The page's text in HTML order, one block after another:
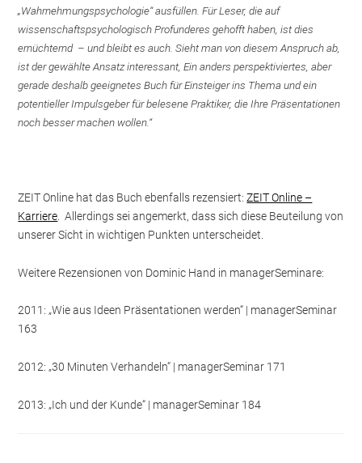
„Wahrnehmungspsychologie“ ausfüllen. Für Leser, die auf
wissenschaftspsychologisch Profunderes gehofft haben, ist dies
ernüchternd – und bleibt es auch. Sieht man von diesem Anspruch ab,
ist der gewählte Ansatz interessant, Ein anders perspektiviertes, aber
gerade deshalb geeignetes Buch für Einsteiger ins Thema und ein
potentieller Impulsgeber für belesene Praktiker, die Ihre Präsentationen
noch besser machen wollen.“
ZEIT Online hat das Buch ebenfalls rezensiert:ZEIT Online –
Karriere . Allerdings sei angemerkt, dass sich diese Beuteilung von
unserer Sicht in wichtigen Punkten unterscheidet.
Weitere Rezensionen von Dominic Hand in managerSeminare:
2011: „Wie aus Ideen Präsentationen werden“ | managerSeminar
163
2012: „30 Minuten Verhandeln“ | managerSeminar 171
2013: „Ich und der Kunde“ | managerSeminar 184